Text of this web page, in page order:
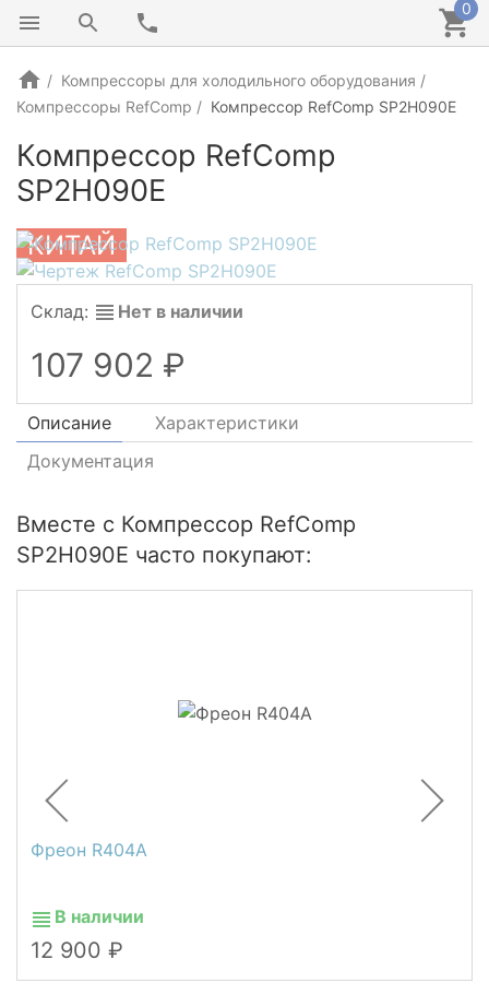
0
Компрессоры для холодильного оборудования
Компрессоры RefComp
Компрессор RefComp SP2H090E
Компрессор RefComp
SP2H090E
КИТАЙ
Склад: Нет в наличии
107 902
Описание
Характеристики
Документация
Вместе с Компрессор RefComp
SP2H090E часто покупают:
Фреон R404A
В наличии
12 900